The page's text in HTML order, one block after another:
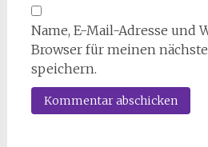
Name, E-Mail-Adresse und
Browser für meinen
speichern.